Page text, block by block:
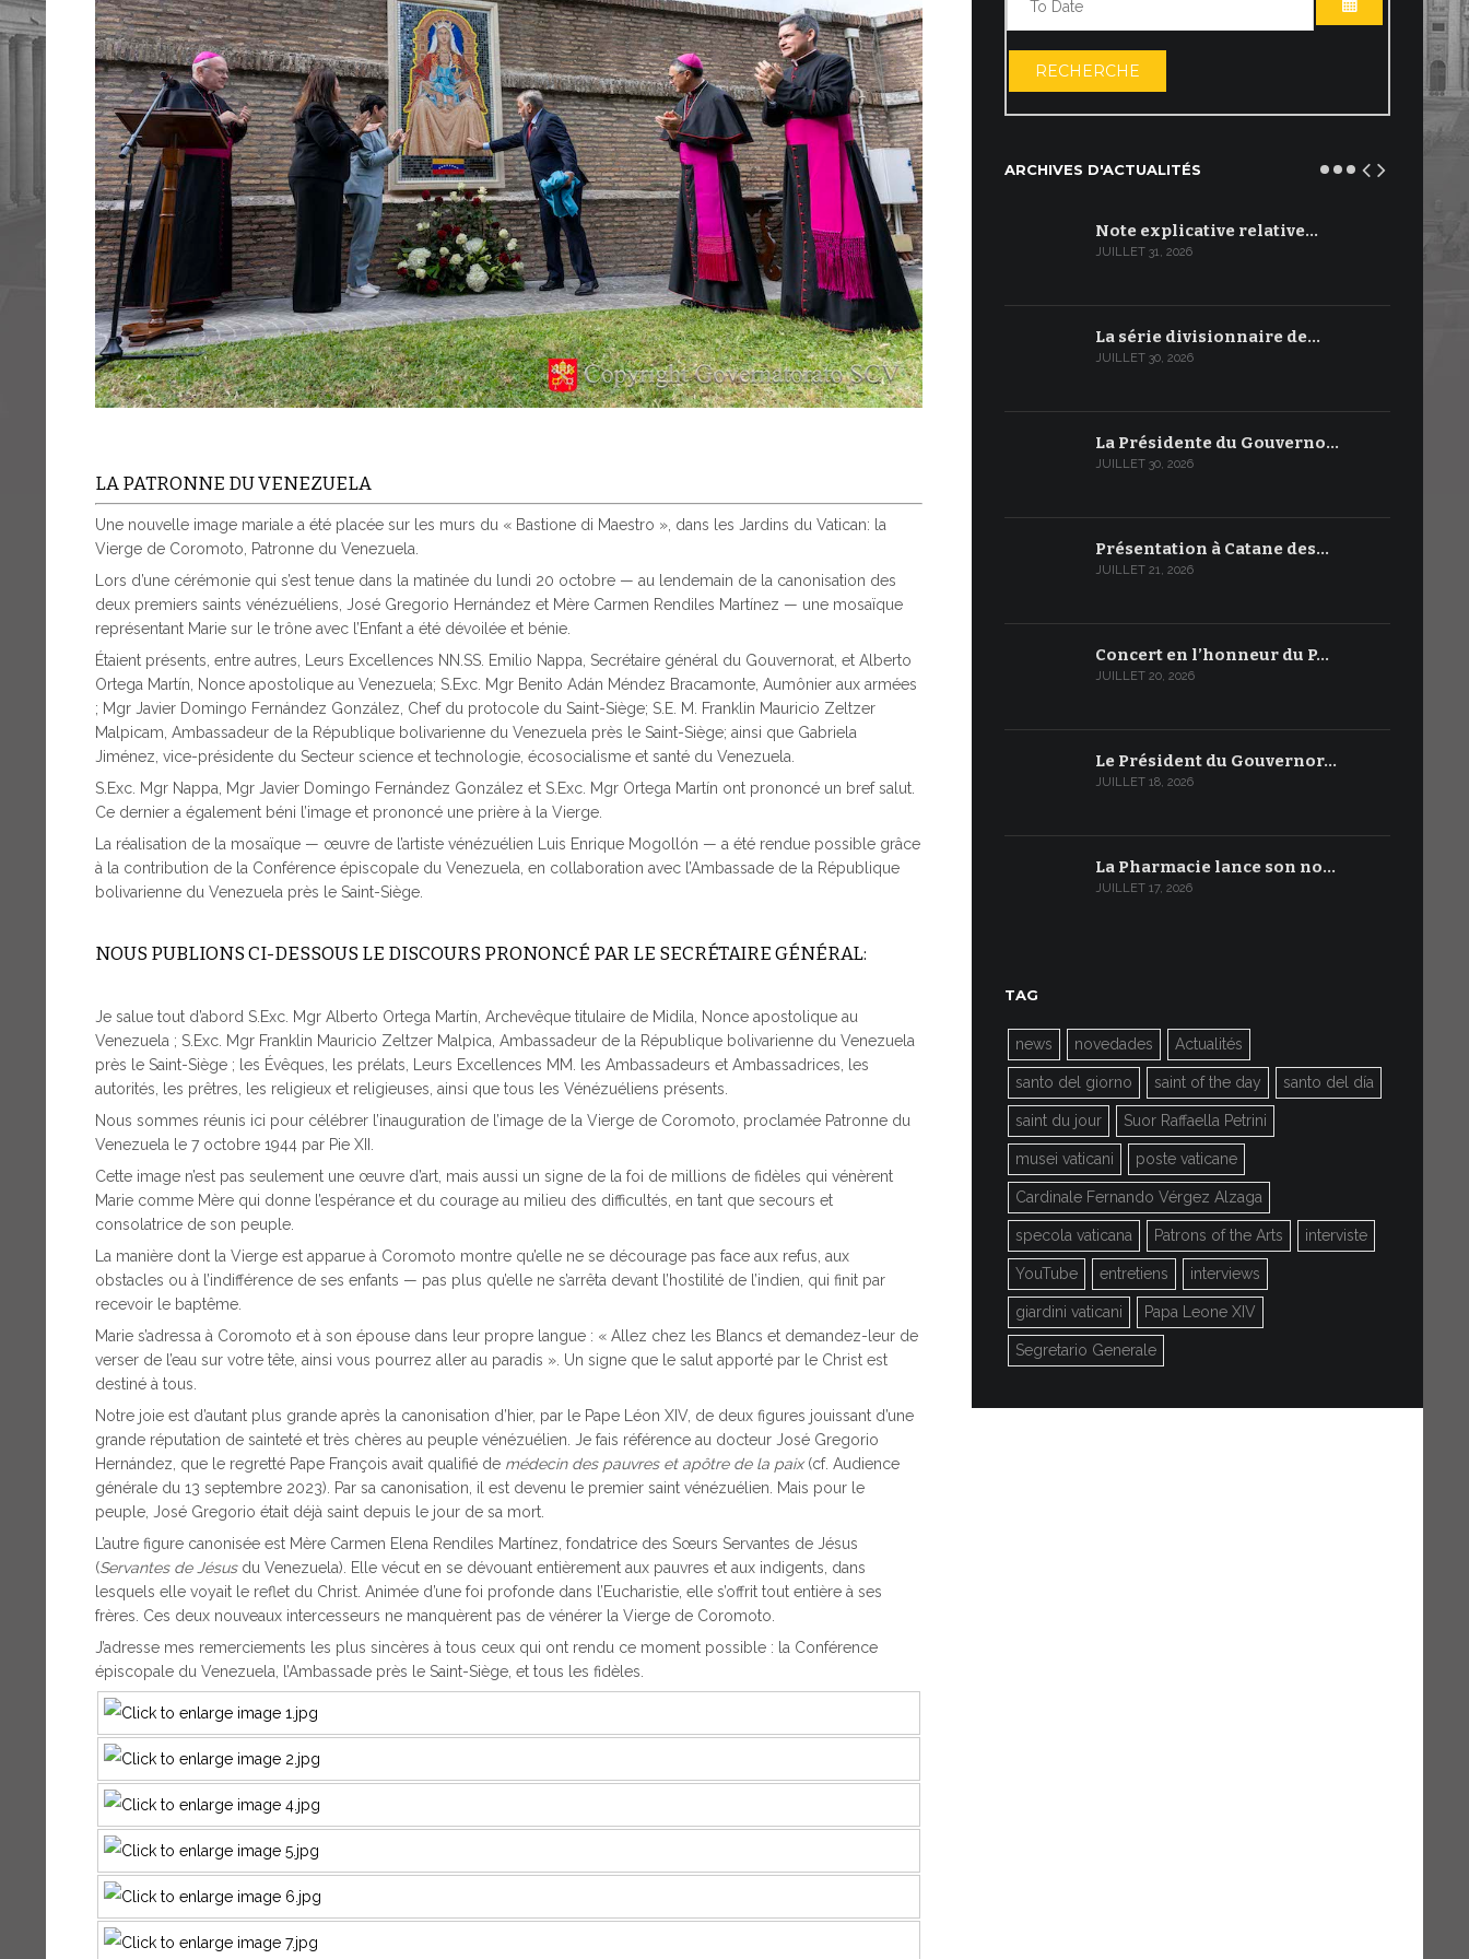
LA PATRONNE DU VENEZUELA
Une nouvelle image mariale a été placée sur les murs du « Bastione di Maestro », dans les Jardins du Vatican: la
Vierge de Coromoto, Patronne du Venezuela.
Lors d’une cérémonie qui s’est tenue dans la matinée du lundi 20 octobre — au lendemain de la canonisation des
deux premiers saints vénézuéliens, José Gregorio Hernández et Mère Carmen Rendiles Martínez — une mosaïque
représentant Marie sur le trône avec l’Enfant a été dévoilée et bénie.
Étaient présents, entre autres, Leurs Excellences NN.SS. Emilio Nappa, Secrétaire général du Gouvernorat, et Alberto
Ortega Martín, Nonce apostolique au Venezuela; S.Exc. Mgr Benito Adán Méndez Bracamonte, Aumônier aux armées
; Mgr Javier Domingo Fernández González, Chef du protocole du Saint-Siège; S.E. M. Franklin Mauricio Zeltzer
Malpicam, Ambassadeur de la République bolivarienne du Venezuela près le Saint-Siège; ainsi que Gabriela
Jiménez, vice-présidente du Secteur science et technologie, écosocialisme et santé du Venezuela.
S.Exc. Mgr Nappa, Mgr Javier Domingo Fernández González et S.Exc. Mgr Ortega Martín ont prononcé un bref salut.
Ce dernier a également béni l’image et prononcé une prière à la Vierge.
La réalisation de la mosaïque — œuvre de l’artiste vénézuélien Luis Enrique Mogollón — a été rendue possible grâce
à la contribution de la Conférence épiscopale du Venezuela, en collaboration avec l’Ambassade de la République
bolivarienne du Venezuela près le Saint-Siège.
NOUS PUBLIONS CI-DESSOUS LE DISCOURS PRONONCÉ PAR LE SECRÉTAIRE GÉNÉRAL:
Je salue tout d’abord S.Exc. Mgr Alberto Ortega Martín, Archevêque titulaire de Midila, Nonce apostolique au
Venezuela ; S.Exc. Mgr Franklin Mauricio Zeltzer Malpica, Ambassadeur de la République bolivarienne du Venezuela
près le Saint-Siège ; les Évêques, les prélats, Leurs Excellences MM. les Ambassadeurs et Ambassadrices, les
autorités, les prêtres, les religieux et religieuses, ainsi que tous les Vénézuéliens présents.
Nous sommes réunis ici pour célébrer l’inauguration de l’image de la Vierge de Coromoto, proclamée Patronne du
Venezuela le 7 octobre 1944 par Pie XII.
Cette image n’est pas seulement une œuvre d’art, mais aussi un signe de la foi de millions de fidèles qui vénèrent
Marie comme Mère qui donne l’espérance et du courage au milieu des difficultés, en tant que secours et
consolatrice de son peuple.
La manière dont la Vierge est apparue à Coromoto montre qu’elle ne se décourage pas face aux refus, aux
obstacles ou à l’indifférence de ses enfants — pas plus qu’elle ne s’arrêta devant l’hostilité de l’indien, qui finit par
recevoir le baptême.
Marie s’adressa à Coromoto et à son épouse dans leur propre langue : « Allez chez les Blancs et demandez-leur de
verser de l’eau sur votre tête, ainsi vous pourrez aller au paradis ». Un signe que le salut apporté par le Christ est
destiné à tous.
Notre joie est d’autant plus grande après la canonisation d’hier, par le Pape Léon XIV, de deux figures jouissant d’une
grande réputation de sainteté et très chères au peuple vénézuélien. Je fais référence au docteur José Gregorio
Hernández, que le regretté Pape François avait qualifié de médecin des pauvres et apôtre de la paix(cf. Audience
générale du 13 septembre 2023). Par sa canonisation, il est devenu le premier saint vénézuélien. Mais pour le
peuple, José Gregorio était déjà saint depuis le jour de sa mort.
L’autre figure canonisée est Mère Carmen Elena Rendiles Martínez, fondatrice des Sœurs Servantes de Jésus
(Servantes de Jésusdu Venezuela). Elle vécut en se dévouant entièrement aux pauvres et aux indigents, dans
lesquels elle voyait le reflet du Christ. Animée d’une foi profonde dans l’Eucharistie, elle s’offrit tout entière à ses
frères. Ces deux nouveaux intercesseurs ne manquèrent pas de vénérer la Vierge de Coromoto.
J’adresse mes remerciements les plus sincères à tous ceux qui ont rendu ce moment possible : la Conférence
épiscopale du Venezuela, l’Ambassade près le Saint-Siège, et tous les fidèles.
OUVRIR LE
RECHERCHE
ARCHIVES D'ACTUALITÉS
Note explicative relative…
JUILLET 31, 2026
La série divisionnaire de…
JUILLET 30, 2026
La Présidente du Gouverno…
JUILLET 30, 2026
Présentation à Catane des…
JUILLET 21, 2026
Concert en l’honneur du P…
JUILLET 20, 2026
Le Président du Gouvernor…
JUILLET 18, 2026
La Pharmacie lance son no…
JUILLET 17, 2026
TAG
news novedades Actualités
santo del giorno saint of the day santo del día
saint du jour Suor Raffaella Petrini
musei vaticani poste vaticane
Cardinale Fernando Vérgez Alzaga
specola vaticana Patrons of the Arts interviste
YouTube entretiens interviews
giardini vaticani Papa Leone XIV
Segretario Generale